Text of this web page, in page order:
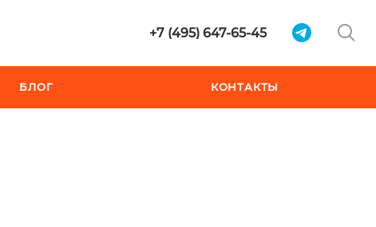
+7 (495) 647-65-45
БЛОГ КОНТАКТЫ